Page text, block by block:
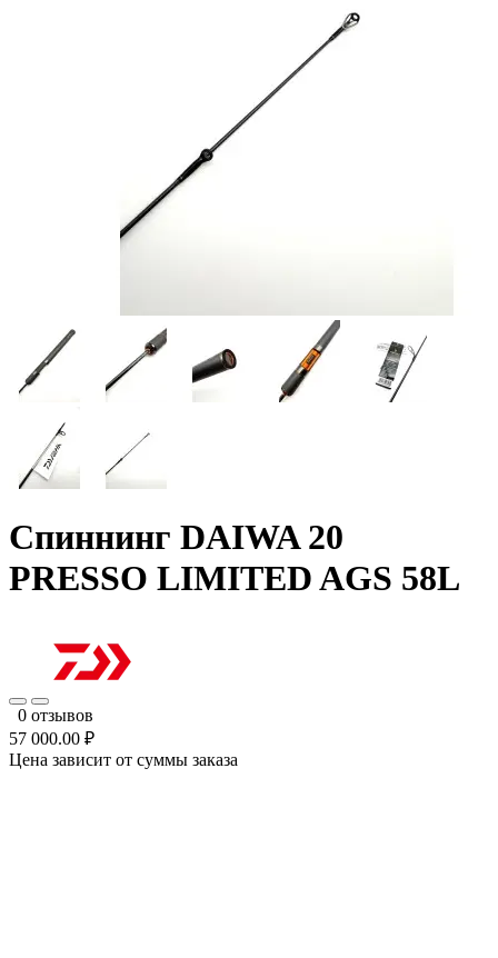
Спиннинг DAIWA 20
PRESSO LIMITED AGS 58L
0 отзывов
57 000.00 ₽
Цена зависит от суммы заказа